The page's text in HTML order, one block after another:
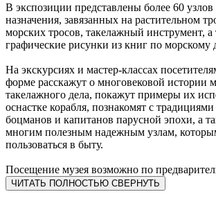
В экспозиции представлены более 60 узлов
назначения, завязанных на растительном
морских тросов, такелажный инструмент,
графические рисунки из книг по морскому
На экскурсиях и мастер-классах
форме расскажут о многовековой истории
такелажного дела, покажут примеры их
оснастке корабля, познакомят с
боцманов и капитанов парусной эпохи, а
многим полезным надежным узлам,
пользоваться в быту.
Посещение музея возможно по
ЧИТАТЬ ПОЛНОСТЬЮ СВЕРНУТЬ